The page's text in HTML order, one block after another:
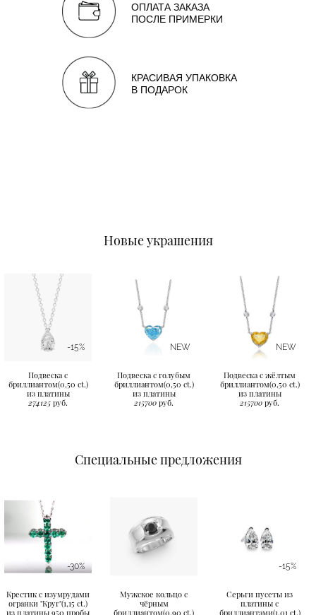
ОПЛАТА ЗАКАЗА
ПОСЛЕ ПРИМЕРКИ
КРАСИВАЯ УПАКОВКА
В ПОДАРОК
Новые украшения
-15%
Подвеска с
бриллиантом(0,50 ct.)
из платины
274125 руб.
NEW
Подвеска с голубым
бриллиантом(0,50 ct.)
из платины
215700 руб.
NEW
Подвеска с жёлтым
бриллиантом(0,50 ct.)
из платины
215700 руб.
Специальные предложения
-30%
Крестик с изумрудами
огранки "Круг"(1,15 ct.)
из платины 950 пробы
Мужское кольцо с
чёрным
бриллиантом(0,90 ct.)
-15%
Серьги пусеты из
платины с
бриллиантами(1,01 ct.)